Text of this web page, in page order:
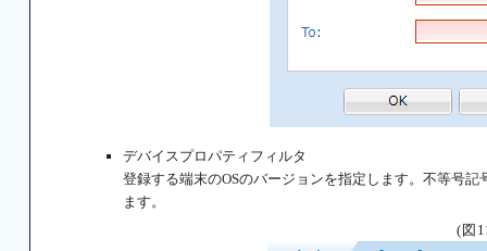
デバイスプロパティフィルタ
登録する端末のOSのバージョンを指定します。不等号
ます。
(図